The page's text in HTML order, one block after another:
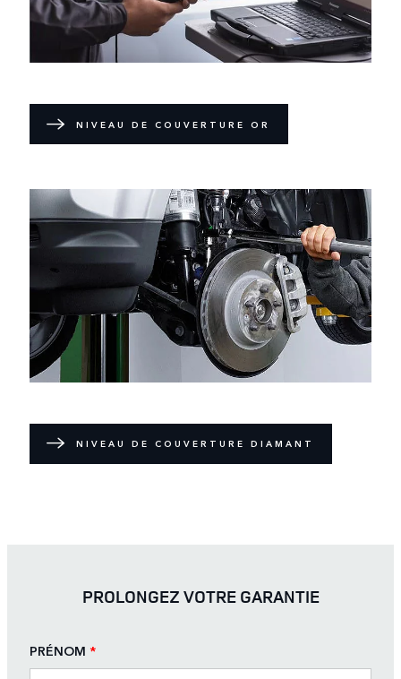
NIVEAU DE COUVERTURE OR
NIVEAU DE COUVERTURE DIAMANT
PROLONGEZ VOTRE GARANTIE
PRÉNOM *